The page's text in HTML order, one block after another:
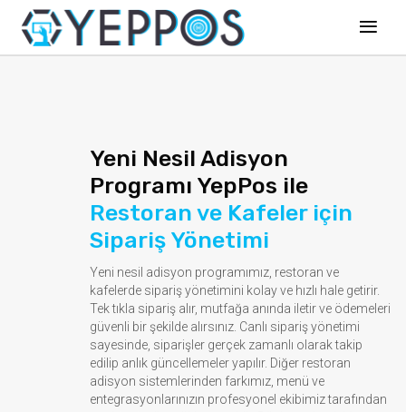
Yeni Nesil Adisyon
Programı YepPos ile
Restoran ve Kafeler için
Sipariş Yönetimi
Yeni nesil adisyon programımız, restoran ve
kafelerde sipariş yönetimini kolay ve hızlı hale getirir.
Tek tıkla sipariş alır, mutfağa anında iletir ve ödemeleri
güvenli bir şekilde alırsınız. Canlı sipariş yönetimi
sayesinde, siparişler gerçek zamanlı olarak takip
edilip anlık güncellemeler yapılır. Diğer restoran
adisyon sistemlerinden farkımız, menü ve
entegrasyonlarınızın profesyonel ekibimiz tarafından